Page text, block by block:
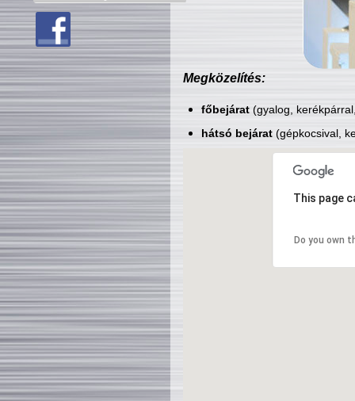
Megközelítés:
főbejárat(gyalog,
hátsó bejárat(gépkocsival,
This page
Do you own